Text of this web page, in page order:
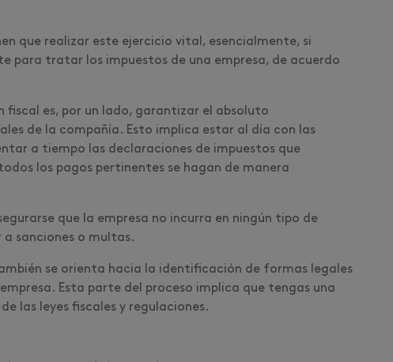
que realizar este ejercicio vital, esencialmente, si
para tratar los impuestos de una empresa, de acuerdo
fiscal es, por un lado, garantizar el absoluto
de la compañía. Esto implica estar al día con las
a tiempo las declaraciones de impuestos que
los pagos pertinentes se hagan de manera
que la empresa no incurra en ningún tipo de
sanciones o multas.
se orienta hacia la identificación de formas legales
Esta parte del proceso implica que tengas una
las leyes fiscales y regulaciones.